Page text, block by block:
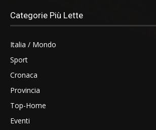
Categorie Più Lette
Italia / Mondo
Sport
Cronaca
Provincia
Top-Home
Eventi